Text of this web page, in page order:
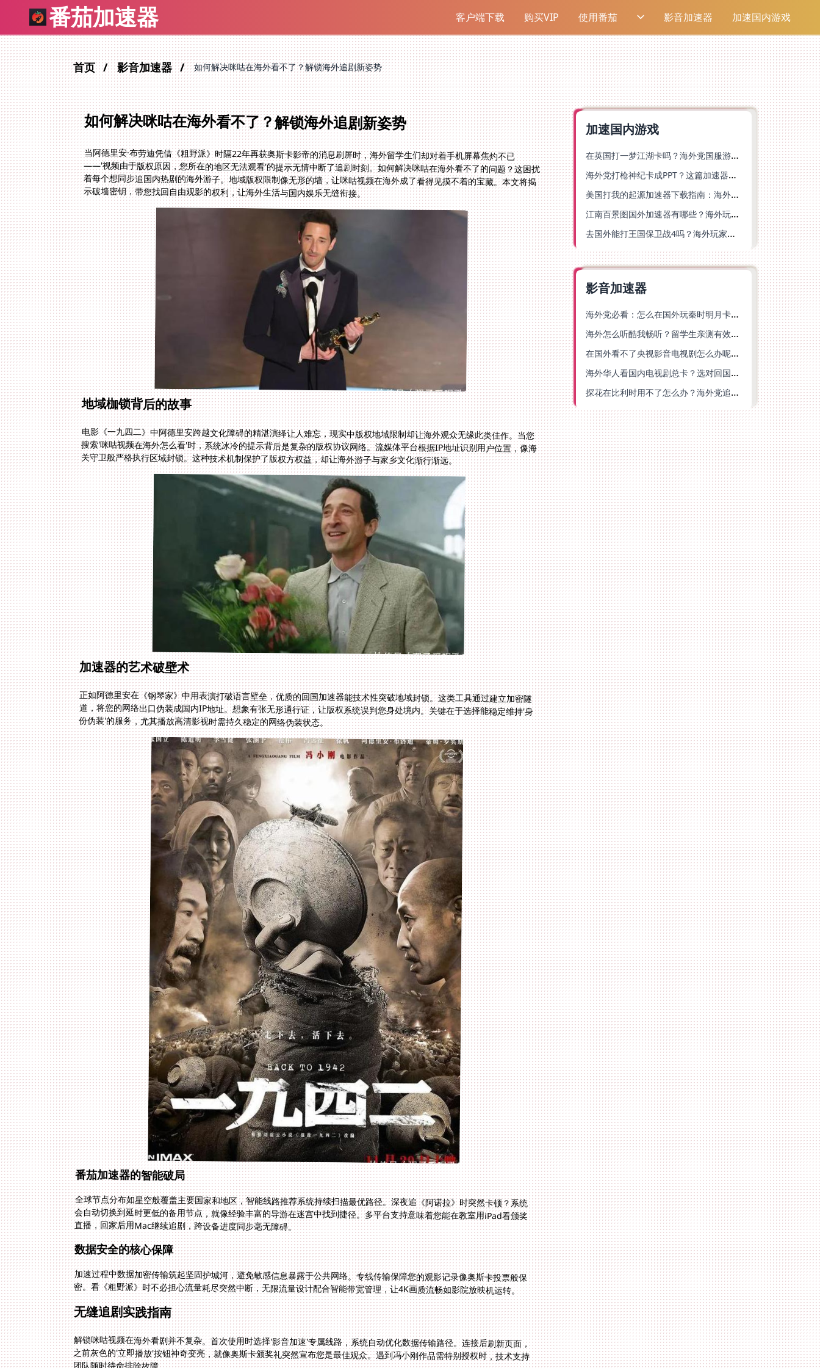
番茄加速器 客户端下载 购买VIP 使用番茄 影音加速器 加速国内游戏
首页 影音加速器 如何解决咪咕在海外看不了？解锁海外追剧新姿势
如何解决咪咕在海外看不了？解锁海外追剧新姿势
当阿德里安·布劳迪凭借《粗野派》时隔22年再获奥斯卡影帝的消息刷屏时，海外留学生们却对着手机屏幕焦灼不已
——'视频由于版权原因，您所在的地区无法观看'的提示无情中断了追剧时刻。如何解决咪咕在海外看不了的问题？这困扰
着每个想同步追国内热剧的海外游子。地域版权限制像无形的墙，让咪咕视频在海外成了看得见摸不着的宝藏。本文将揭
示破墙密钥，带您找回自由观影的权利，让海外生活与国内娱乐无缝衔接。
地域枷锁背后的故事
电影《一九四二》中阿德里安跨越文化障碍的精湛演绎让人难忘，现实中版权地域限制却让海外观众无缘此类佳作。当您
搜索'咪咕视频在海外怎么看'时，系统冰冷的提示背后是复杂的版权协议网络。流媒体平台根据IP地址识别用户位置，像海
关守卫般严格执行区域封锁。这种技术机制保护了版权方权益，却让海外游子与家乡文化渐行渐远。
加速器的艺术破壁术
正如阿德里安在《钢琴家》中用表演打破语言壁垒，优质的回国加速器能技术性突破地域封锁。这类工具通过建立加密隧
道，将您的网络出口伪装成国内IP地址。想象有张无形通行证，让版权系统误判您身处境内。关键在于选择能稳定维持'身
份伪装'的服务，尤其播放高清影视时需持久稳定的网络伪装状态。
番茄加速器的智能破局
全球节点分布如星空般覆盖主要国家和地区，智能线路推荐系统持续扫描最优路径。深夜追《阿诺拉》时突然卡顿？系统
会自动切换到延时更低的备用节点，就像经验丰富的导游在迷宫中找到捷径。多平台支持意味着您能在教室用iPad看颁奖
直播，回家后用Mac继续追剧，跨设备进度同步毫无障碍。
数据安全的核心保障
加速过程中数据加密传输筑起坚固护城河，避免敏感信息暴露于公共网络。专线传输保障您的观影记录像奥斯卡投票般保
密。看《粗野派》时不必担心流量耗尽突然中断，无限流量设计配合智能带宽管理，让4K画质流畅如影院放映机运转。
无缝追剧实践指南
解锁咪咕视频在海外看剧并不复杂。首次使用时选择'影音加速'专属线路，系统自动优化数据传输路径。连接后刷新页面，
之前灰色的'立即播放'按钮神奇变亮，就像奥斯卡颁奖礼突然宣布您是最佳观众。遇到冯小刚作品需特别授权时，技术支持
团队随时待命排除故障。
加速国内游戏
在英国打一梦江湖卡吗？海外党国服游戏不卡顿的终极解法
海外党打枪神纪卡成PPT？这篇加速器选择指南帮你丝滑上分
美国打我的起源加速器下载指南：海外玩国服游戏不再卡的终极方案
江南百景图国外加速器有哪些？海外玩家亲测好用的选择与避坑指南
去国外能打王国保卫战4吗？海外玩家国服游戏加速全攻略（附公主连结幻想江湖实测）
影音加速器
海外党必看：怎么在国外玩秦时明月卡牌版？附豆瓣EZCast地区限制破解法
海外怎么听酷我畅听？留学生亲测有效的华语内容解锁指南
在国外看不了央视影音电视剧怎么办呢？海外党亲测有效的回国加速方案
海外华人看国内电视剧总卡？选对回国加速器，还能解决菲律宾打不开反诈中心的问题
探花在比利时用不了怎么办？海外党追剧办事全攻略，选对加速器就够了